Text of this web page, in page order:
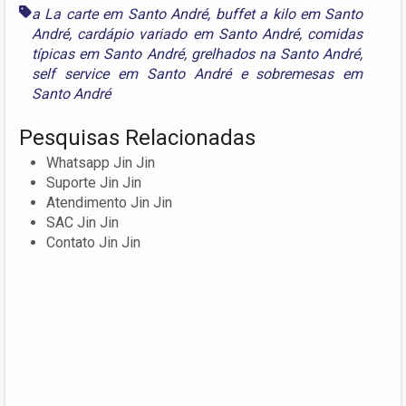
a La carte em Santo André, buffet a kilo em Santo
André, cardápio variado em Santo André, comidas
típicas em Santo André, grelhados na Santo André,
self service em Santo Andrée sobremesas em
Santo André
Pesquisas Relacionadas
Whatsapp Jin Jin
Suporte Jin Jin
Atendimento Jin Jin
SAC Jin Jin
Contato Jin Jin